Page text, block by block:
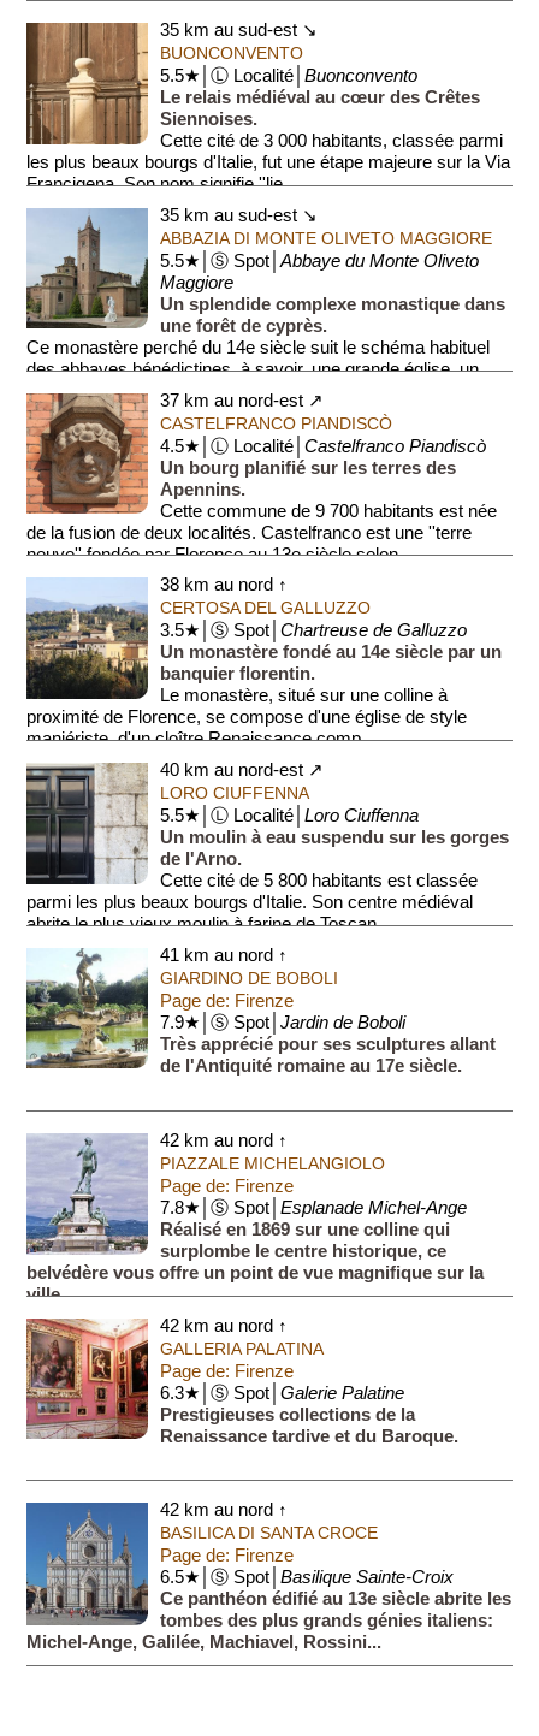
manifestation...
35 km au sud-est ↘
BUONCONVENTO
5.5★│Ⓛ Localité│Buonconvento
Le relais médiéval au cœur des Crêtes
Siennoises.
Cette cité de 3 000 habitants, classée parmi
les plus beaux bourgs d'Italie, fut une étape majeure sur la Via
Francigena. Son nom signifie ''lie...
35 km au sud-est ↘
ABBAZIA DI MONTE OLIVETO MAGGIORE
5.5★│Ⓢ Spot│Abbaye du Monte Oliveto
Maggiore
Un splendide complexe monastique dans
une forêt de cyprès.
Ce monastère perché du 14e siècle suit le schéma habituel
des abbayes bénédictines, à savoir, une grande église, un
cloître principal et ...37 km au nord-est ↗
CASTELFRANCO PIANDISCÒ
4.5★│Ⓛ Localité│Castelfranco Piandiscò
Un bourg planifié sur les terres des
Apennins.
Cette commune de 9 700 habitants est née
de la fusion de deux localités. Castelfranco est une ''terre
neuve'' fondée par Florence au 13e siècle selon ...
38 km au nord ↑
CERTOSA DEL GALLUZZO
3.5★│Ⓢ Spot│Chartreuse de Galluzzo
Un monastère fondé au 14e siècle par un
banquier florentin.
Le monastère, situé sur une colline à
proximité de Florence, se compose d'une église de style
maniériste, d'un cloître Renaissance comp...
40 km au nord-est ↗
LORO CIUFFENNA
5.5★│Ⓛ Localité│Loro Ciuffenna
Un moulin à eau suspendu sur les gorges
de l'Arno.
Cette cité de 5 800 habitants est classée
parmi les plus beaux bourgs d'Italie. Son centre médiéval
abrite le plus vieux moulin à farine de Toscan...
41 km au nord ↑
GIARDINO DE BOBOLI
Page de: Firenze
7.9★│Ⓢ Spot│Jardin de Boboli
Très apprécié pour ses sculptures allant
de l'Antiquité romaine au 17e siècle.
42 km au nord ↑
PIAZZALE MICHELANGIOLO
Page de: Firenze
7.8★│Ⓢ Spot│Esplanade Michel-Ange
Réalisé en 1869 sur une colline qui
surplombe le centre historique, ce
belvédère vous offre un point de vue magnifique sur la
ville.
42 km au nord ↑
GALLERIA PALATINA
Page de: Firenze
6.3★│Ⓢ Spot│Galerie Palatine
Prestigieuses collections de la
Renaissance tardive et du Baroque.
42 km au nord ↑
BASILICA DI SANTA CROCE
Page de: Firenze
6.5★│Ⓢ Spot│Basilique Sainte-Croix
Ce panthéon édifié au 13e siècle abrite les
tombes des plus grands génies italiens:
Michel-Ange, Galilée, Machiavel, Rossini...